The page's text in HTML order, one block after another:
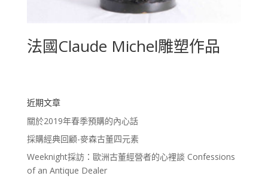
法國Claude Michel雕塑作品
近期文章
關於2019年春季預購的內心話
採購經典回顧-麥森古董四元素
Weeknight採訪：歐洲古董經營者的心裡談 Confessions
of an Antique Dealer